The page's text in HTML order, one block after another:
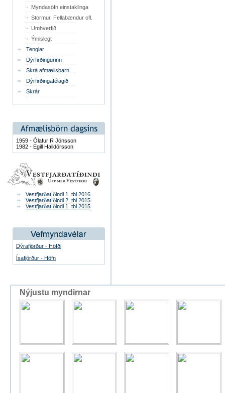
Myndasöfn einstaklinga
Stormur, Fellabændur ofl.
Umhverfið
Ýmislegt
Tenglar
Dýrfirðingurinn
Skrá afmælisbarn
Dýrfirðingafélagið
Skrár
1959 - Ólafur R Jónsson
1982 - Egill Halldórsson
Vestfjarðatíðindi 1. tbl 2016
Vestfjarðatíðindi 2. tbl 2015
Vestfjarðatíðindi 1. tbl 2015
Dýrafjörður - Höfði
Ísafjörður - Höfn
Nýjustu myndirnar